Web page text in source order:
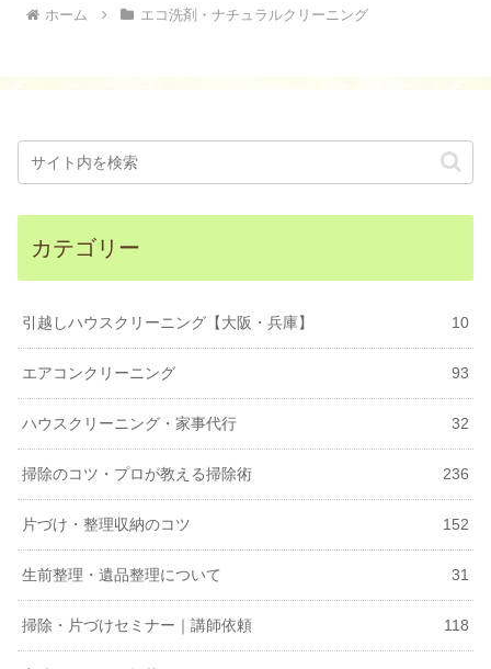
ホーム エコ洗剤・ナチュラルクリーニング
カテゴリー
引越しハウスクリーニング【大阪・兵庫】 10
エアコンクリーニング 93
ハウスクリーニング・家事代行 32
掃除のコツ・プロが教える掃除術 236
片づけ・整理収納のコツ 152
生前整理・遺品整理について 31
掃除・片づけセミナー｜講師依頼 118